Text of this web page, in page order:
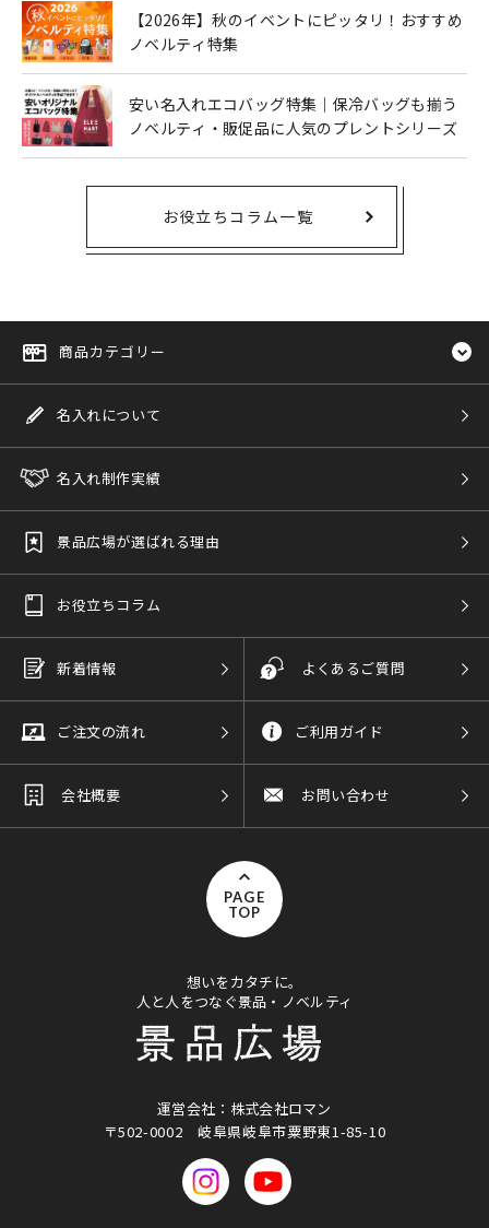
【2026年】秋のイベントにピッタリ！おすすめ
ノベルティ特集
安い名入れエコバッグ特集｜保冷バッグも揃う
ノベルティ・販促品に人気のプレントシリーズ
お役立ちコラム一覧
商品カテゴリー
名入れについて
名入れ制作実績
景品広場が選ばれる理由
お役立ちコラム
新着情報 よくあるご質問
ご注文の流れ ご利用ガイド
会社概要 お問い合わせ
PAGE
TOP
想いをカタチに。
人と人をつなぐ景品・ノベルティ
運営会社：株式会社ロマン
〒502-0002岐阜県岐阜市粟野東1-85-10